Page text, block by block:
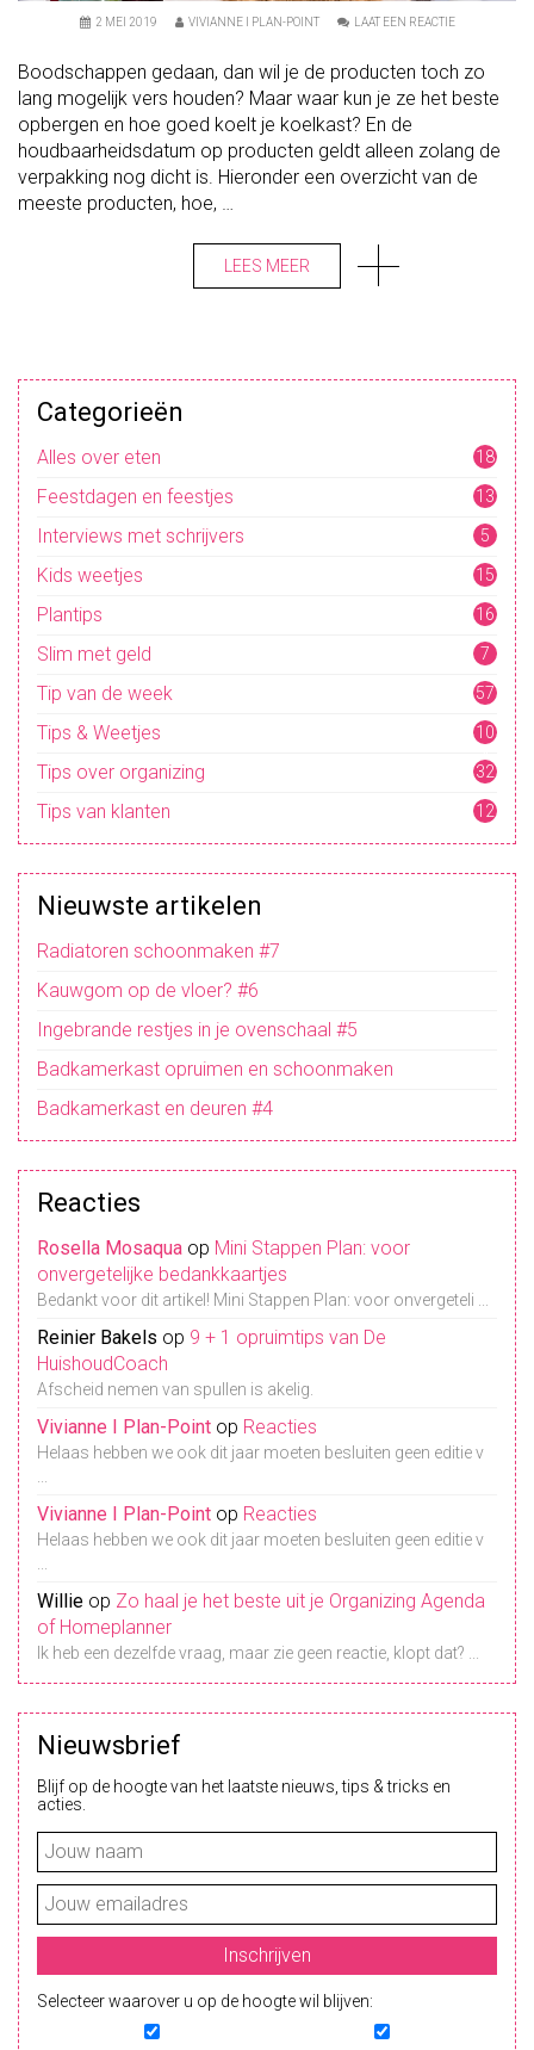
2 MEI 2019
VIVIANNE I PLAN-POINT LAAT EEN REACTIEO
T
N
L
M
Boodschappen gedaan, dan wil je de producten toch zo
lang mogelijk vers houden? Maar waar kun je ze het beste
opbergen en hoe goed koelt je koelkast? En de
houdbaarheidsdatum op producten geldt alleen zolang de
verpakking nog dicht is. Hieronder een overzicht van de
meeste producten, hoe, …
LEES MEER
Categorieën
Alles over eten 18
Feestdagen en feestjes 13
Interviews met schrijvers 5
Kids weetjes 15
Plantips 16
Slim met geld 7
Tip van de week 57
Tips & Weetjes
10
4
Tips over organizing 32
Tips van klanten 12
Nieuwste artikelen
Radiatoren schoonmaken #7
Kauwgom op de vloer? #6
Ingebrande restjes in je ovenschaal #5
Badkamerkast opruimen en schoonmaken
Badkamerkast en deuren #4
Reacties
Rosella Mosaqua op Mini Stappen Plan: voor
onvergetelijke bedankkaartjes
Bedankt voor dit artikel! Mini Stappen Plan: voor onvergeteli ...
Reinier Bakels op 9 + 1 opruimtips van De
HuishoudCoach
Afscheid nemen van spullen is akelig.
Vivianne I Plan-Point op Reacties
Helaas hebben we ook dit jaar moeten besluiten geen editie v
Vivianne I Plan-Point op Reacties
Helaas hebben we ook dit jaar moeten besluiten geen editie v
Willie op Zo haal je het beste uit je Organizing Agenda
of Homeplanner
Ik heb een dezelfde vraag, maar zie geen reactie, klopt dat? ...
Nieuwsbrief
Blijf op de hoogte van het laatste nieuws, tips & tricks en
acties.
Selecteer waarover u op de hoogte wil blijven: